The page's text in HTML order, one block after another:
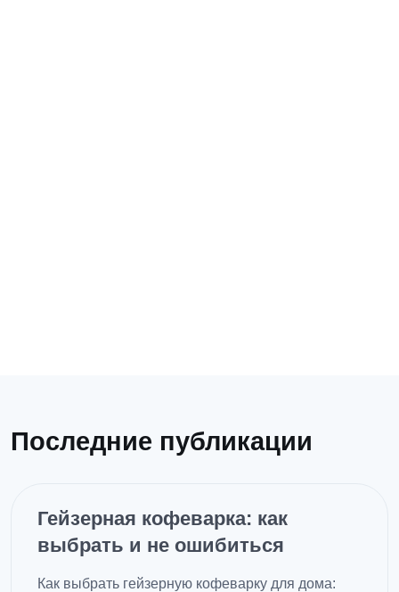
Последние публикации
Гейзерная кофеварка: как
выбрать и не ошибиться
Как выбрать гейзерную кофеварку для дома: